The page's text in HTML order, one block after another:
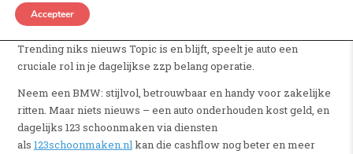
Hallo (zzp) ondernemers en Freelancers vóór meer extra
Trending niks nieuws Topic is en blijft, speelt je auto een
cruciale rol in je dagelijkse zzp belang operatie.
Neem een BMW: stijlvol, betrouwbaar en handy voor zakelijke
ritten. Maar niets nieuws – een auto onderhouden kost geld, en
dagelijks 123 schoonmaken via diensten
als 123schoonmaken.nlkan die cashflow nog beter en meer
Accepteer